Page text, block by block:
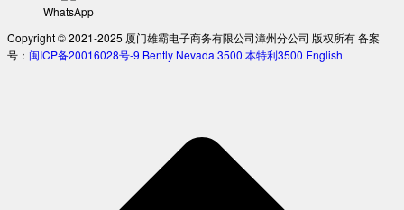
WhatsApp
Copyright © 2021-2025 厦门雄霸电子商务有限公司漳州分公司 版权所有 备案
号： 闽ICP备20016028号-9 Bently Nevada 3500 本特利3500 English